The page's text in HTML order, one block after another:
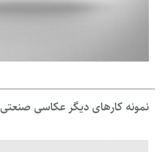
نمونه کارهای دیگر عکاسی صنعتی